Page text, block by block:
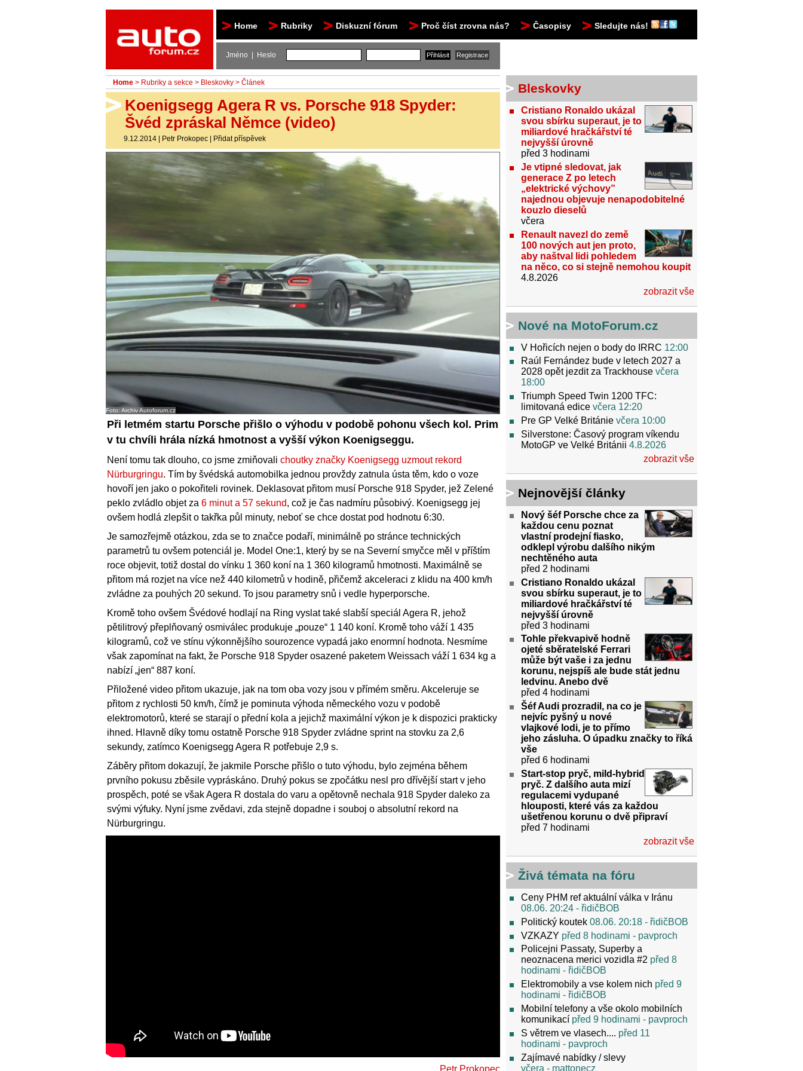
Home Rubriky Diskuzní fórum Proč číst zrovna nás? Časopisy Sledujte nás!
Jméno | Heslo
Home > Rubriky a sekce > Bleskovky > Článek
Koenigsegg Agera R vs. Porsche 918 Spyder:
Švéd zpráskal Němce (video)
9.12.2014 | Petr Prokopec | Přidat příspěvek
Foto: Archiv Autoforum.cz
Při letmém startu Porsche přišlo o výhodu v podobě pohonu všech kol. Prim
v tu chvíli hrála nízká hmotnost a vyšší výkon Koenigseggu.
Není tomu tak dlouho, co jsme zmiňovali choutky značky Koenigsegg uzmout rekord
Nürburgringu. Tím by švédská automobilka jednou provždy zatnula ústa těm, kdo o voze
hovoří jen jako o pokořiteli rovinek. Deklasovat přitom musí Porsche 918 Spyder, jež Zelené
peklo zvládlo objet za 6 minut a 57 sekund, což je čas nadmíru působivý. Koenigsegg jej
ovšem hodlá zlepšit o takřka půl minuty, neboť se chce dostat pod hodnotu 6:30.
Je samozřejmě otázkou, zda se to značce podaří, minimálně po stránce technických
parametrů tu ovšem potenciál je. Model One:1, který by se na Severní smyčce měl v příštím
roce objevit, totiž dostal do vínku 1 360 koní na 1 360 kilogramů hmotnosti. Maximálně se
přitom má rozjet na více než 440 kilometrů v hodině, přičemž akceleraci z klidu na 400 km/h
zvládne za pouhých 20 sekund. To jsou parametry snů i vedle hyperporsche.
Kromě toho ovšem Švédové hodlají na Ring vyslat také slabší speciál Agera R, jehož
pětilitrový přeplňovaný osmiválec produkuje „pouze“ 1 140 koní. Kromě toho váží 1 435
kilogramů, což ve stínu výkonnějšího sourozence vypadá jako enormní hodnota. Nesmíme
však zapomínat na fakt, že Porsche 918 Spyder osazené paketem Weissach váží 1 634 kg a
nabízí „jen“ 887 koní.
Přiložené video přitom ukazuje, jak na tom oba vozy jsou v přímém směru. Akceleruje se
přitom z rychlosti 50 km/h, čímž je pominuta výhoda německého vozu v podobě
elektromotorů, které se starají o přední kola a jejichž maximální výkon je k dispozici prakticky
ihned. Hlavně díky tomu ostatně Porsche 918 Spyder zvládne sprint na stovku za 2,6
sekundy, zatímco Koenigsegg Agera R potřebuje 2,9 s.
Záběry přitom dokazují, že jakmile Porsche přišlo o tuto výhodu, bylo zejména během
prvního pokusu zběsile vypráskáno. Druhý pokus se zpočátku nesl pro dřívější start v jeho
prospěch, poté se však Agera R dostala do varu a opětovně nechala 918 Spyder daleko za
svými výfuky. Nyní jsme zvědavi, zda stejně dopadne i souboj o absolutní rekord na
Nürburgringu.
Bleskovky
Cristiano Ronaldo ukázal
svou sbírku superaut, je to
miliardové hračkářství té
nejvyšší úrovně
před 3 hodinami
Je vtipné sledovat, jak
generace Z po letech
„elektrické výchovy”
najednou objevuje nenapodobitelné
kouzlo dieselů
včera
Renault navezl do země
100 nových aut jen proto,
aby naštval lidi pohledem
na něco, co si stejně nemohou koupit
4.8.2026
zobrazit vše
Nové na MotoForum.cz
V Hořicích nejen o body do IRRC 12:00
Raúl Fernández bude v letech 2027 a
2028 opět jezdit za Trackhouse včera
18:00
Triumph Speed Twin 1200 TFC:
limitovaná edice včera 12:20
Pre GP Velké Británie včera 10:00
Silverstone: Časový program víkendu
MotoGP ve Velké Británii 4.8.2026
zobrazit vše
Nejnovější články
Nový šéf Porsche chce za
každou cenu poznat
vlastní prodejní fiasko,
odklepl výrobu dalšího nikým
nechtěného auta
před 2 hodinami
Cristiano Ronaldo ukázal
svou sbírku superaut, je to
miliardové hračkářství té
nejvyšší úrovně
před 3 hodinami
Tohle překvapivě hodně
ojeté sběratelské Ferrari
může být vaše i za jednu
korunu, nejspíš ale bude stát jednu
ledvinu. Anebo dvě
před 4 hodinami
Šéf Audi prozradil, na co je
nejvíc pyšný u nové
vlajkové lodi, je to přímo
jeho zásluha. O úpadku značky to říká
vše
před 6 hodinami
Start-stop pryč, mild-hybrid
pryč. Z dalšího auta mizí
regulacemi vydupané
hlouposti, které vás za každou
ušetřenou korunu o dvě připraví
před 7 hodinami
zobrazit vše
Živá témata na fóru
Ceny PHM ref aktuální válka v Iránu
08.06. 20:24 - řidičBOB
Politický koutek 08.06. 20:18 - řidičBOB
VZKAZY před 8 hodinami - pavproch
Policejni Passaty, Superby a
neoznacena merici vozidla #2 před 8
hodinami - řidičBOB
Elektromobily a vse kolem nich před 9
hodinami - řidičBOB
Mobilní telefony a vše okolo mobilních
komunikací před 9 hodinami - pavproch
S větrem ve vlasech.... před 11
hodinami - pavproch
Zajímavé nabídky / slevy
včera - mattonecz